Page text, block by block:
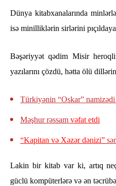
Dünya kitabxanalarında
isə minilliklərin sirlərini
Bəşəriyyət qədim Misir
yazılarını çözdü, hətta ölü
Türkiyənin “Oskar” namizədi
Məşhur rəssam vəfat etdi
“Kapitan və Xəzər dənizi”
Lakin bir kitab var ki, artıq
güclü kompüterlərə və ən